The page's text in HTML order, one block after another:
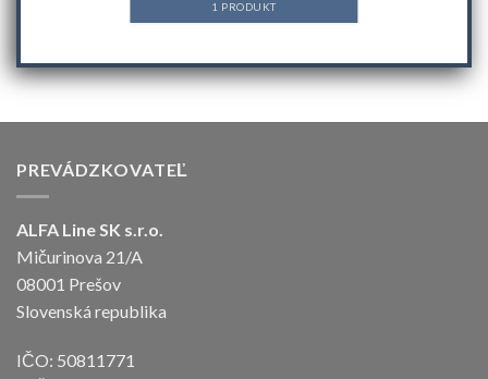
1 PRODUKT
PREVÁDZKOVATEĽ
ALFA Line SK s.r.o.
Mičurinova 21/A
08001 Prešov
Slovenská republika
IČO: 50811771